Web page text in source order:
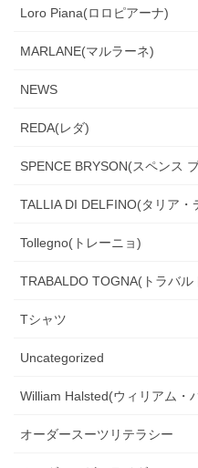
Loro Piana(ロロピアーナ)
MARLANE(マルラーネ)
NEWS
REDA(レダ)
SPENCE BRYSON(スペンス
TALLIA DI DELFINO(タリア・
Tollegno(トレーニョ)
TRABALDO TOGNA(トラバル
Tシャツ
Uncategorized
William Halsted(ウィリアム・
オーダースーツリテラシー